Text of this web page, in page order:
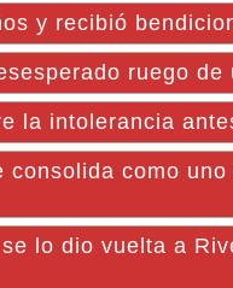
y recibió
ruego
la intolerancia
consolida como
lo dio vuelta a